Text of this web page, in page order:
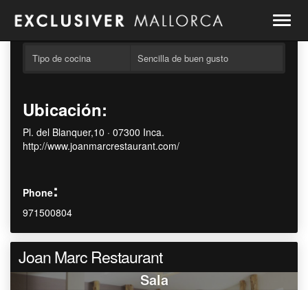
Tipo de cocina Sencilla de buen gusto
Ubicación:
Pl. del Blanquer,10 · 07300 Inca.
http://www.joanmarcrestaurant.com/
Phone:
971500804
Joan Marc Restaurant
Sala